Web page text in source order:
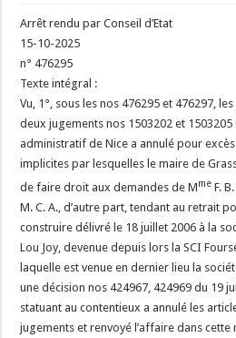
Arrêt rendu par Conseil d’Etat
15-10-2025
n° 476295
Texte intégral :
Vu, 1°, sous les nos 476295 et 476297,
deux jugements nos 1503202 et 1503205
administratif de Nice a annulé pour
implicites par lesquelles le maire de
de faire droit aux demandes de Mme F.
M. C. A., d’autre part, tendant au retrait
construire délivré le 18 juillet 2006 à la
Lou Joy, devenue depuis lors la SCI
laquelle est venue en dernier lieu la
une décision nos 424967, 424969 du 19
statuant au contentieux a annulé les
jugements et renvoyé l’affaire dans cette